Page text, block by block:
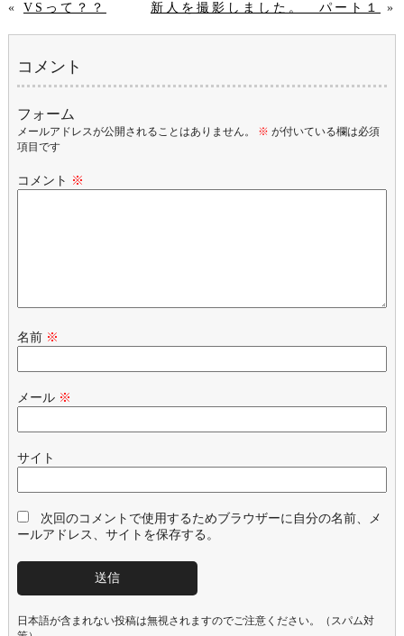
« VSって？？ 新人を撮影しました。 パート１ »
コメント
フォーム
メールアドレスが公開されることはありません。 ※ が付いている欄は必須
項目です
コメント ※
名前 ※
メール ※
サイト
次回のコメントで使用するためブラウザーに自分の名前、メ
ールアドレス、サイトを保存する。
日本語が含まれない投稿は無視されますのでご注意ください。（スパム対